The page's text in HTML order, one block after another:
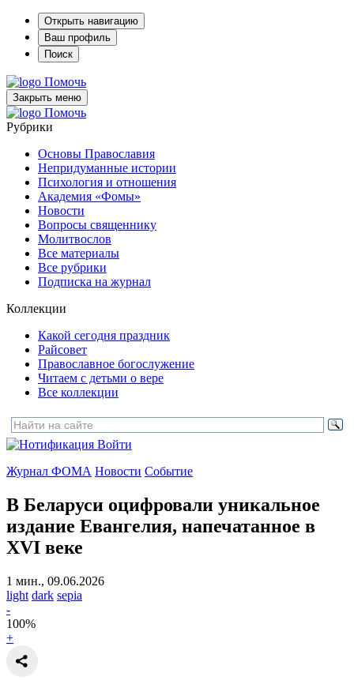
Открыть навигацию
Ваш профиль
Поиск
Помочь
Закрыть меню
Помочь
Рубрики
Основы Православия
Непридуманные истории
Психология и отношения
Академия «Фомы»
Новости
Вопросы священнику
Молитвослов
Все материалы
Все рубрики
Подписка на журнал
Коллекции
Какой сегодня праздник
Райсовет
Православное богослужение
Читаем с детьми о вере
Все коллекции
Войти
Журнал ФОМА Новости Событие
В Беларуси оцифровали уникальное
издание Евангелия, напечатанное в
XVI веке
1 мин., 09.06.2026
light dark sepia
-
100%
+